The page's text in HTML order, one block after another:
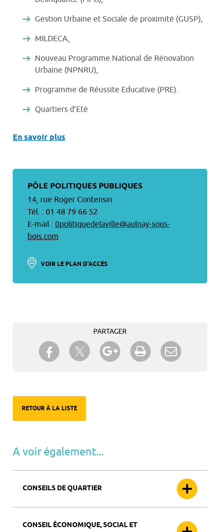
Gestion Urbaine et Sociale de proximité (GUSP),
MILDECA,
Nouveau Programme National de Rénovation
Urbaine (NPNRU),
Programme de Réussite Educative (PRE).
Quartiers d’Eté
En savoir plus
PÔLE POLITIQUES PUBLIQUES
14, rue Roger Contensin
Tél. : 01 48 79 66 52
E-mail : 0politiquedelaville@aulnay-sous-
bois.com
VOIR LE PLAN D'ACCÈS
PARTAGER
Partager sur Facebook
Partager sur TwitterPartager sur Google+
Imprimer
RETOUR À LA LISTE
A voir également...
CONSEILS DE QUARTIER
CONSEIL ÉCONOMIQUE, SOCIAL ET